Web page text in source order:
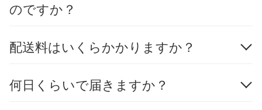
のですか？
配送料はいくらかかりますか？
何日くらいで届きますか？